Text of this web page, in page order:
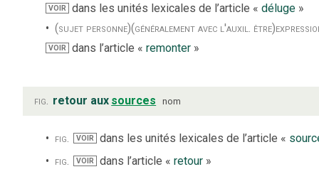
VOIR dans les unités lexicales de l’article «déluge »
(sujet personne)(généralement avec l'auxil. être)
VOIR dans l’article «remonter »
fig. retour aux sources nom
fig. VOIR dans les unités lexicales de l’article «
fig.
VOIR dans l’article « retour»